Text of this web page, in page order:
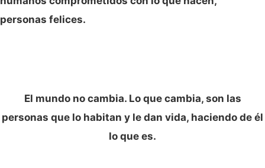
personas felices.
El mundo no cambia. Lo que cambia, son las
personas que lo habitan y le dan vida, haciendo de él
lo que es.